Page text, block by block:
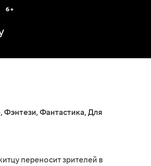
6+
, Фэнтези, Фантастика, Для
переносит зрителей в